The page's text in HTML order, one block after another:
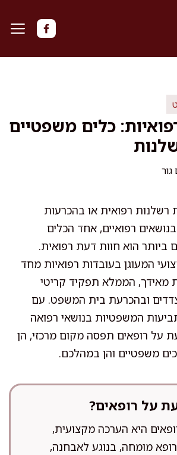
כלים משפטיים
רשלנות רפואית או בהכרעות
רפואיים, אחד הכלים
ביותר הוא חוות דעת רפואית.
המעוגן בעובדות רפואיות מחד
מאידך, הממלא תפקיד קריטי
ובהכרעת בית המשפט. עם
המשפטיות בנושאי רפואה
על רופאים תפסה מקום מרכזי, הן
משפטיים והן במהלכם.
על רופאים?
היא הערכה מקצועית,
מומחה, בנוגע לאבחנה,